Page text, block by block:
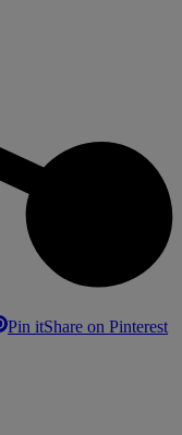
Pin itShare on Pinterest